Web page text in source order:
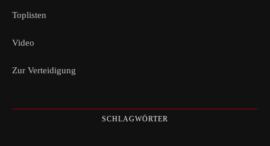
Toplisten
Video
Zur Verteidigung
SCHLAGWÖRTER